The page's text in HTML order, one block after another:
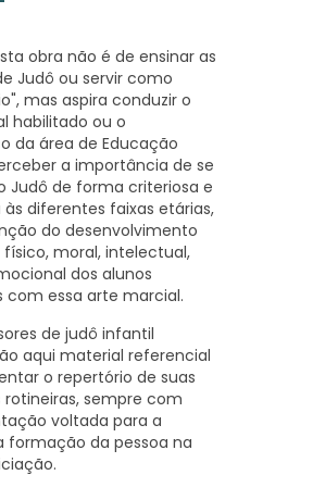
obra não é de ensinar as
Judô ou servir como
mas aspira conduzir o
habilitado ou o
da área de Educação
a importância de se
Judô de forma criteriosa e
diferentes faixas etárias,
do desenvolvimento
físico, moral, intelectual,
dos alunos
com essa arte marcial.
de judô infantil
aqui material referencial
o repertório de suas
rotineiras, sempre com
voltada para a
formação da pessoa na